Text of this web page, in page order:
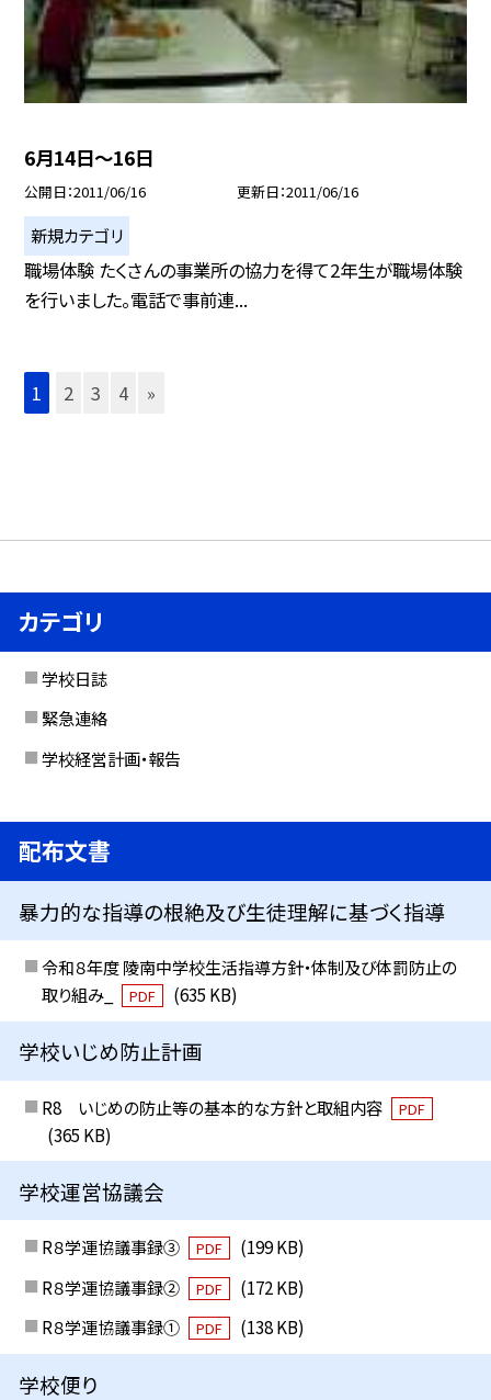
6月14日〜16日
公開日 2011/06/16 更新日 2011/06/16
新規カテゴリ
職場体験 たくさんの事業所の協力を得て2年生が職場体験
を行いました。電話で事前連...
1 2 3 4 »
カテゴリ
学校日誌
緊急連絡
学校経営計画・報告
配布文書
暴力的な指導の根絶及び生徒理解に基づく指導
令和８年度 陵南中学校生活指導方針・体制及び体罰防止の
取り組み_
PDF (635 KB)
学校いじめ防止計画
R8 いじめの防止等の基本的な方針と取組内容 PDF
(365 KB)
学校運営協議会
R８学運協議事録③ PDF
(199 KB)
R８学運協議事録②
PDF
(172 KB)
R８学運協議事録①
PDF (138 KB)
学校便り